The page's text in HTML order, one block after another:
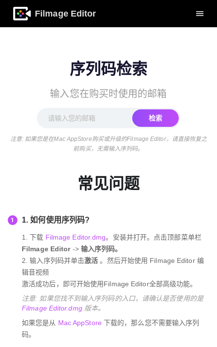
Filmage Editor
序列码检索
输入您在购买时使用的邮箱
检索
注意: 如果您是在Mac AppStore购买或升级的Filmage Editor，请直接恢复之
前购买，无需输入序列码。
常见问题
1 1. 如何使用序列码?
1. 下载 Filmage Editor.dmg。安装并打开。点击顶部菜单栏
Filmage Editor-> 输入序列码。
2. 输入序列码并单击激活 。然后开始使用 Filmage Editor 编
辑音视频
激活成功后，即可开始使用Filmage Editor全部高级功能。
注意: 如果您找不到输入序列码的入口，请确认是否使用的是
Filmage Editor.dmg版本。
如果您是从 Mac AppStore 下载的，那么您不需要输入序列
码。